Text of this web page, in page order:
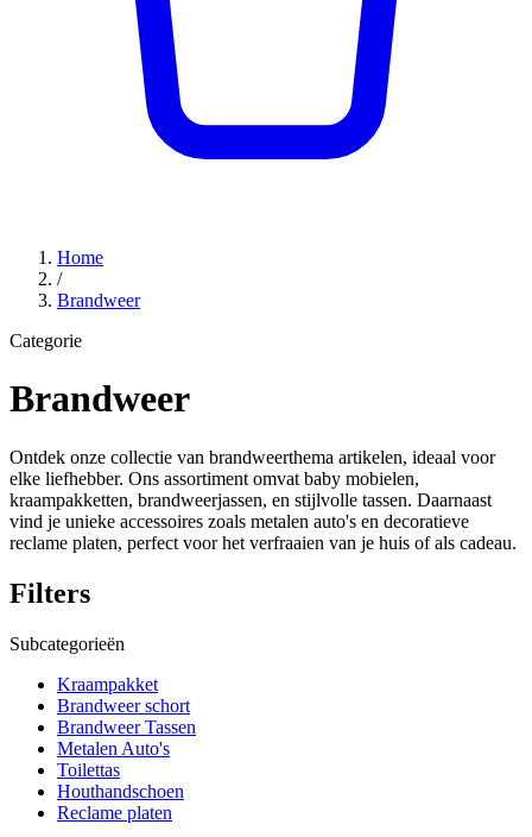
Home
/
Brandweer
Categorie
Brandweer
Ontdek onze collectie van brandweerthema artikelen, ideaal voor
elke liefhebber. Ons assortiment omvat baby mobielen,
kraampakketten, brandweerjassen, en stijlvolle tassen. Daarnaast
vind je unieke accessoires zoals metalen auto's en decoratieve
reclame platen, perfect voor het verfraaien van je huis of als cadeau.
Filters
Subcategorieën
Kraampakket
Brandweer schort
Brandweer Tassen
Metalen Auto's
Toilettas
Houthandschoen
Reclame platen